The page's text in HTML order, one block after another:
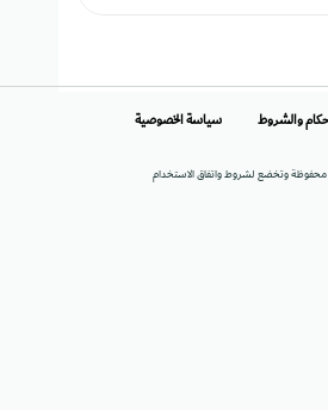
محفوظة وتخضع لشروط واتفاق الاستخدام
والشروط سياسة الخصوصية